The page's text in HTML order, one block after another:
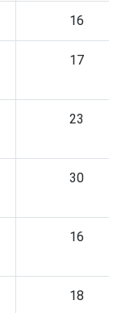
16
17
23
30
16
18